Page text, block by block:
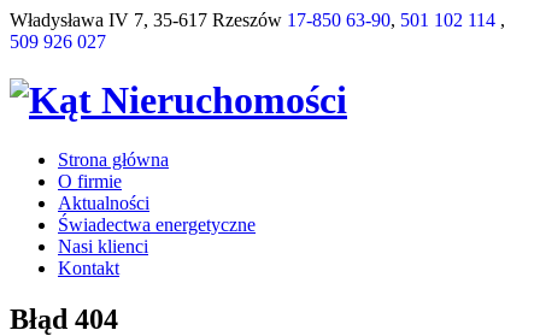
Władysława IV 7, 35-617 Rzeszów 17-850 63-90, 501 102 114 ,
509 926 027
Strona główna
O firmie
Aktualności
Świadectwa energetyczne
Nasi klienci
Kontakt
Błąd 404